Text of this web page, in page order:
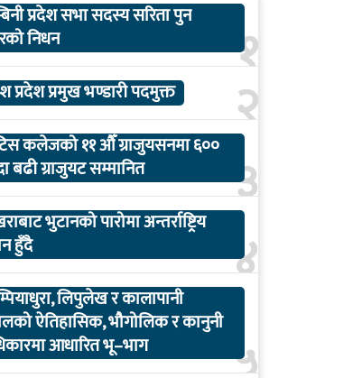
१
प्रदेश सभा सदस्य सरिता पुन
निधन
२
प्रदेश प्रमुख भण्डारी पदमुक्त
३
कलेजको ११ औँ ग्राजुयसनमा ६००
बढी ग्राजुयट सम्मानित
४
भुटानको पारोमा अन्तर्राष्ट्रिय
हुँदै
५
लिपुलेख र कालापानी
ऐतिहासिक, भौगोलिक र कानुनी
आधारित भू–भाग